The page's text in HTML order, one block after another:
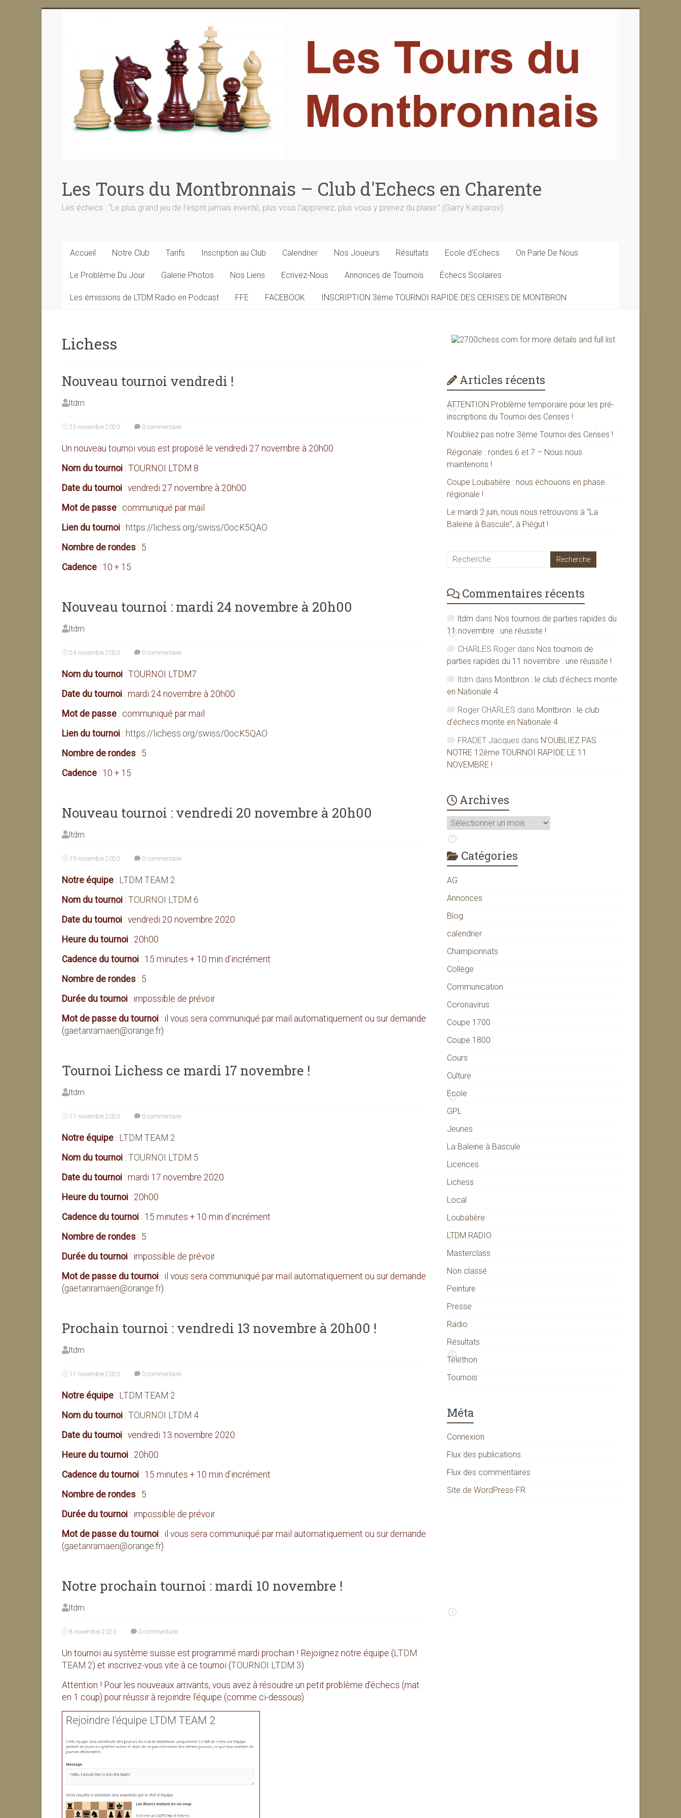
Les Tours du Montbronnais – Club d'Echecs en Charente
Les échecs : "Le plus grand jeu de l'esprit jamais inventé, plus vous l'apprenez, plus vous y prenez du plaisir." (Garry Kasparov)
Accueil Notre Club Tarifs Inscription au Club Calendrier Nos Joueurs Résultats Ecole d’Echecs On Parle De Nous
Le Problème Du Jour Galerie Photos Nos Liens Ecrivez-Nous Annonces de Tournois Échecs Scolaires
Les émissions de LTDM Radio en Podcast FFE FACEBOOK INSCRIPTION 3ème TOURNOI RAPIDE DES CERISES DE MONTBRON
Lichess
Nouveau tournoi vendredi !
ltdm
25 novembre 2020 0 commentaire
Un nouveau tournoi vous est proposé le vendredi 27 novembre à 20h00
Nom du tournoi : TOURNOI LTDM 8
Date du tournoi : vendredi 27 novembre à 20h00
Mot de passe : communiqué par mail
Lien du tournoi : https://lichess.org/swiss/0ocK5QAO
Nombre de rondes : 5
Cadence : 10 + 15
Nouveau tournoi : mardi 24 novembre à 20h00
ltdm
24 novembre 2020 0 commentaire
Nom du tournoi : TOURNOI LTDM7
Date du tournoi : mardi 24 novembre à 20h00
Mot de passe : communiqué par mail
Lien du tournoi : https://lichess.org/swiss/0ocK5QAO
Nombre de rondes : 5
Cadence : 10 + 15
Nouveau tournoi : vendredi 20 novembre à 20h00
ltdm
19 novembre 2020 0 commentaire
Notre équipe : LTDM TEAM 2
Nom du tournoi : TOURNOI LTDM 6
Date du tournoi : vendredi 20 novembre 2020
Heure du tournoi : 20h00
Cadence du tournoi : 15 minutes + 10 min d’incrément
Nombre de rondes : 5
Durée du tournoi : impossible de prévoir
Mot de passe du tournoi : il vous sera communiqué par mail automatiquement ou sur demande
(gaetanramaen@orange.fr)
Tournoi Lichess ce mardi 17 novembre !
ltdm
17 novembre 2020 0 commentaire
Notre équipe : LTDM TEAM 2
Nom du tournoi : TOURNOI LTDM 5
Date du tournoi : mardi 17 novembre 2020
Heure du tournoi : 20h00
Cadence du tournoi : 15 minutes + 10 min d’incrément
Nombre de rondes : 5
Durée du tournoi : impossible de prévoir
Mot de passe du tournoi : il vous sera communiqué par mail automatiquement ou sur demande
(gaetanramaen@orange.fr)
Prochain tournoi : vendredi 13 novembre à 20h00 !
ltdm
11 novembre 2020 0 commentaire
Notre équipe : LTDM TEAM 2
Nom du tournoi : TOURNOI LTDM 4
Date du tournoi : vendredi 13 novembre 2020
Heure du tournoi : 20h00
Cadence du tournoi : 15 minutes + 10 min d’incrément
Nombre de rondes : 5
Durée du tournoi : impossible de prévoir
Mot de passe du tournoi : il vous sera communiqué par mail automatiquement ou sur demande
(gaetanramaen@orange.fr)
Notre prochain tournoi : mardi 10 novembre !
ltdm
8 novembre 2020 0 commentaire
Un tournoi au système suisse est programmé mardi prochain ! Rejoignez notre équipe (LTDM
TEAM 2) et inscrivez-vous vite à ce tournoi (TOURNOI LTDM 3)
Attention ! Pour les nouveaux arrivants, vous avez à résoudre un petit problème d’échecs (mat
en 1 coup) pour réussir à rejoindre l’équipe (comme ci-dessous)
Articles récents
ATTENTION Problème temporaire pour les pré-
inscriptions du Tournoi des Cerises !
N’oubliez pas notre 3ème Tournoi des Cerises !
Régionale : rondes 6 et 7 – Nous nous
maintenons !
Coupe Loubatière : nous échouons en phase
régionale !
Le mardi 2 juin, nous nous retrouvons à “La
Baleine à Bascule”, à Piégut !
Commentaires récents
ltdm dans Nos tournois de parties rapides du
11 novembre : une réussite !
CHARLES Roger dans Nos tournois de
parties rapides du 11 novembre : une réussite !
ltdm dans Montbron : le club d’échecs monte
en Nationale 4
Roger CHARLES dans Montbron : le club
d’échecs monte en Nationale 4
FRADET Jacques dans N’OUBLIEZ PAS
NOTRE 12ème TOURNOI RAPIDE LE 11
NOVEMBRE !
Archives
Archives
Catégories
AG
Annonces
Blog
calendrier
Championnats
Collège
Communication
Coronavirus
Coupe 1700
Coupe 1800
Cours
Culture
Ecole
GPL
Jeunes
La Baleine à Bascule
Licences
Lichess
Local
Loubatière
LTDM RADIO
Masterclass
Non classé
Peinture
Presse
Radio
Résultats
Téléthon
Tournois
Méta
Connexion
Flux des publications
Flux des commentaires
Site de WordPress-FR